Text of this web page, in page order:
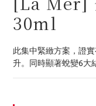
30ml
此集中緊緻方案，證
升。同時顯著蛻變6大